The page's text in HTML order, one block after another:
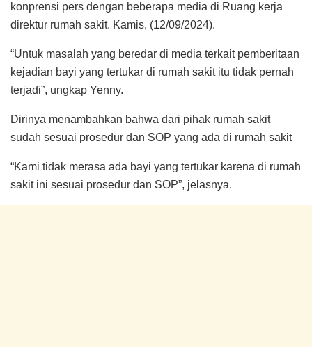
konprensi pers dengan beberapa media di Ruang kerja
direktur rumah sakit. Kamis, (12/09/2024).
“Untuk masalah yang beredar di media terkait pemberitaan
kejadian bayi yang tertukar di rumah sakit itu tidak pernah
terjadi”, ungkap Yenny.
Dirinya menambahkan bahwa dari pihak rumah sakit
sudah sesuai prosedur dan SOP yang ada di rumah sakit
“Kami tidak merasa ada bayi yang tertukar karena di rumah
sakit ini sesuai prosedur dan SOP”, jelasnya.